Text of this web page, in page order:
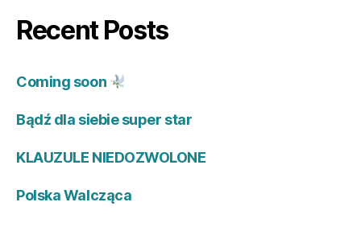
Recent Posts
Coming soon
Bądź dla siebie super star
KLAUZULE NIEDOZWOLONE
Polska Walcząca